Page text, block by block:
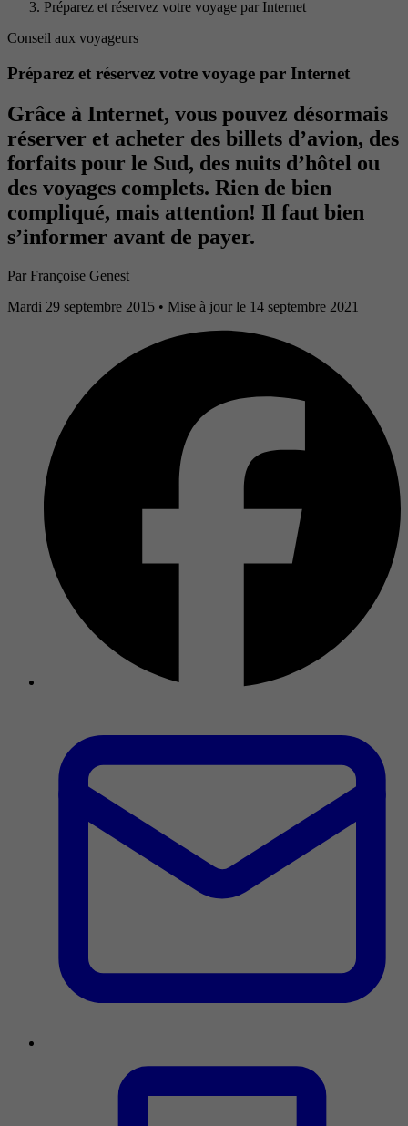
Préparez et réservez votre voyage par Internet
Conseil aux voyageurs
Préparez et réservez votre voyage par Internet
Grâce à Internet, vous pouvez désormais
réserver et acheter des billets d’avion, des
forfaits pour le Sud, des nuits d’hôtel ou
des voyages complets. Rien de bien
compliqué, mais attention! Il faut bien
s’informer avant de payer.
Par Françoise Genest
Mardi 29 septembre 2015 • Mise à jour le 14 septembre 2021